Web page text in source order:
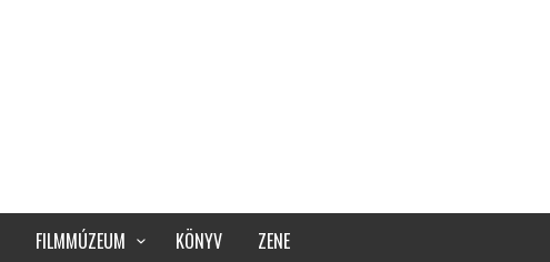
FILMMÚZEUM KÖNYV ZENE